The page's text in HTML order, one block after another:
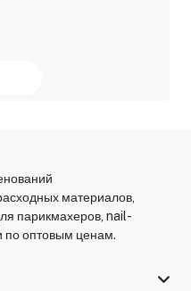
материалов,
парикмахеров, nail-
по оптовым ценам.